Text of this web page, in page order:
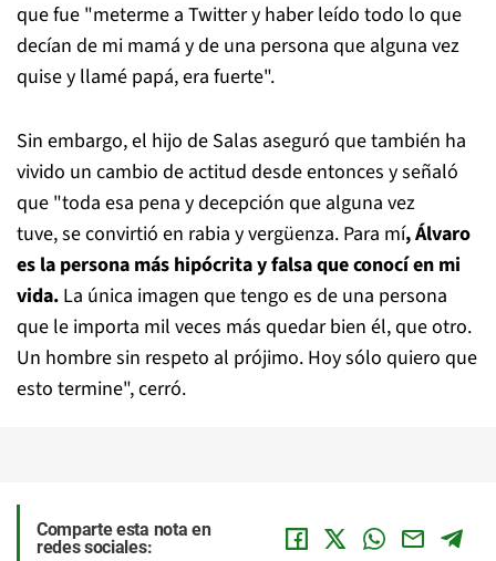
que fue "meterme a Twitter y haber leído todo lo que
decían de mi mamá y de una persona que alguna vez
quise y llamé papá, era fuerte".
Sin embargo, el hijo de Salas aseguró que también ha
vivido un cambio de actitud desde entonces y señaló
que "toda esa pena y decepción que alguna vez
tuve, se convirtió en rabia y vergüenza. Para mí, Álvaro
es la persona más hipócrita y falsa que conocí en mi
vida. La única imagen que tengo es de una persona
que le importa mil veces más quedar bien él, que otro.
Un hombre sin respeto al prójimo. Hoy sólo quiero que
esto termine", cerró.
Comparte esta nota en
redes sociales: